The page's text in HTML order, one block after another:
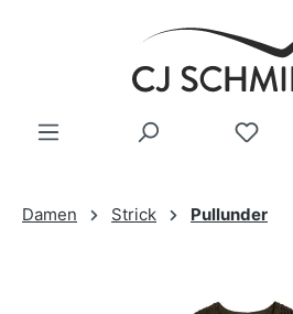
Zum Hauptinhalt springen
Damen Strick Pullunder